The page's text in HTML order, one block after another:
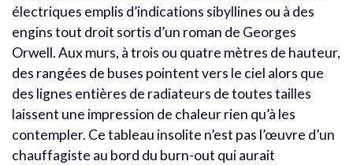
électriques emplis d’indications sibyllines ou à des
engins tout droit sortis d’un roman de Georges
Orwell. Aux murs, à trois ou quatre mètres de hauteur,
des rangées de buses pointent vers le ciel alors que
des lignes entières de radiateurs de toutes tailles
laissent une impression de chaleur rien qu’à les
contempler. Ce tableau insolite n’est pas l’œuvre d’un
chauffagiste au bord du burn-out qui aurait